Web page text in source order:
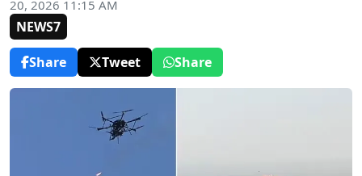
20, 2026 11:15 AM
NEWS7
Share
Tweet Share